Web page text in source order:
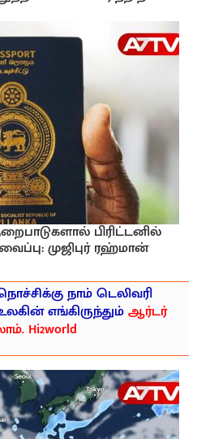
பிரிட்டனில்
முஜிபுர் ரஹ்மான்
நாம் டெலிவரி
எங்கிருந்தும்ஆர்டர்
Hi2world